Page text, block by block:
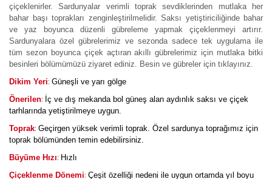
çiçeklenirler. Sardunyalar verimli toprak sevdiklerinden mutlaka her
bahar başı toprakları zenginleştirilmelidir. Saksı yetiştiriciliğinde bahar
ve yaz boyunca düzenli gübreleme yapmak çiçeklenmeyi artırır.
Sardunyalara özel gübrelerimiz ve sezonda sadece tek uygulama ile
tüm sezon boyunca çiçek açtıran akıllı gübrelerimiz için mutlaka bitki
besinleri bölümümüzü ziyaret ediniz. Besin ve gübreler için tıklayınız.
Dikim Yeri: Güneşli ve yarı gölge
Önerilen: İç ve dış mekanda bol güneş alan aydınlık saksı ve çiçek
tarhlarında yetiştirilmeye uygun.
Toprak: Geçirgen yüksek verimli toprak. Özel sardunya toprağımız için
toprak bölümünden temin edebilirsiniz.
Büyüme Hızı: Hızlı
Çiçeklenme Dönemi: Çeşit özelliği nedeni ile uygun ortamda yıl boyu